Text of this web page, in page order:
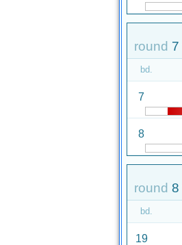
round 7
bd.
7
8
round 8
bd.
19